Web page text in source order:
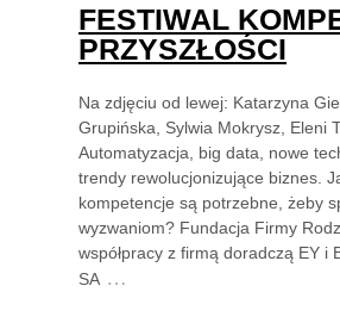
FESTIWAL
PRZYSZŁOŚCI
Na zdjęciu od lewej: Katarzyna
Grupińska, Sylwia Mokrysz, Eleni
Automatyzacja, big data, nowe
trendy rewolucjonizujące biznes.
kompetencje są potrzebne, żeby
wyzwaniom? Fundacja Firmy
współpracy z firmą doradczą EY i
SA …